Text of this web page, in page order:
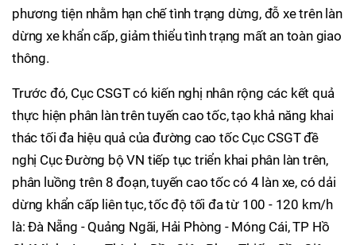
phương tiện nhằm hạn chế tình trạng dừng, đỗ xe trên làn
dừng xe khẩn cấp, giảm thiểu tình trạng mất an toàn giao
thông.
Trước đó, Cục CSGT có kiến nghị nhân rộng các kết quả
thực hiện phân làn trên tuyến cao tốc, tạo khả năng khai
thác tối đa hiệu quả của đường cao tốc Cục CSGT đề
nghị Cục Đường bộ VN tiếp tục triển khai phân làn trên,
phân luồng trên 8 đoạn, tuyến cao tốc có 4 làn xe, có dải
dừng khẩn cấp liên tục, tốc độ tối đa từ 100 - 120 km/h
là: Đà Nẵng - Quảng Ngãi, Hải Phòng - Móng Cái, TP Hồ